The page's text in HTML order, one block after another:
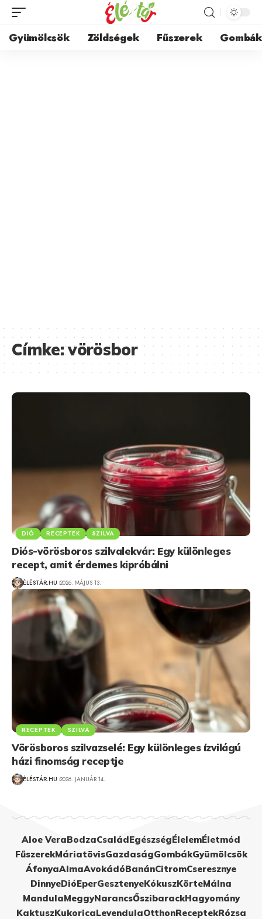
Gyümölcsök Zöldségek Fűszerek Gombák
Címke:vörösbor
DIÓ RECEPTEK SZILVA
Diós-vörösboros szilvalekvár: Egy különleges
recept, amit érdemes kipróbálni
ÉLÉSTÁR.HU 2026. MÁJUS 13.
RECEPTEK SZILVA
Vörösboros szilvazselé: Egy különleges ízvilágú
házi finomság receptje
ÉLÉSTÁR.HU 2026. JANUÁR 14.
Aloe VeraBodzaCsaládEgészségÉlelemÉletmód
FűszerekMáriatövisGazdaságGombákGyümölcsök
ÁfonyaAlmaAvokádóBanánCitromCseresznye
DinnyeDióEperGesztenyeKókuszKörteMálna
MandulaMeggyNarancsŐszibarackHagyomány
KaktuszKukoricaLevendulaOtthonReceptekRózsa